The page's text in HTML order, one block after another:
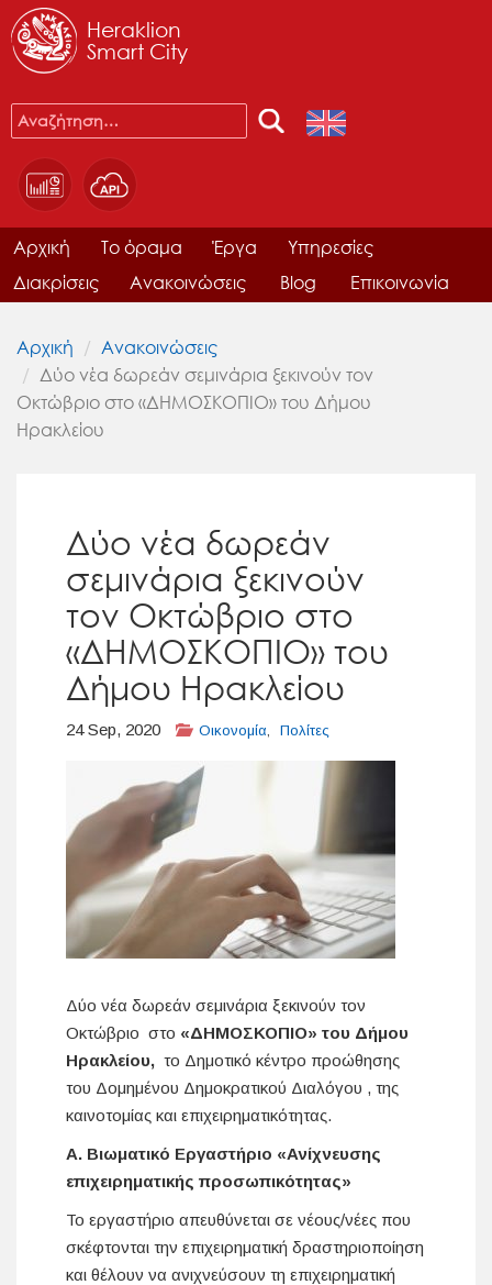
Heraklion
Smart City
Αρχική Το όραμα Έργα
Υπηρεσίες
Διακρίσεις
Ανακοινώσεις Blog Επικοινωνία
Αρχική
Ανακοινώσεις
Δύο νέα δωρεάν σεμινάρια ξεκινούν τον
Οκτώβριο στο «ΔΗΜΟΣΚΟΠΙΟ» του Δήμου
Ηρακλείου
Δύο νέα δωρεάν
σεμινάρια ξεκινούν
τον Οκτώβριο στο
«ΔΗΜΟΣΚΟΠΙΟ» του
Δήμου Ηρακλείου
24 Sep, 2020 Οικονομία Πολίτες
Δύο νέα δωρεάν σεμινάρια ξεκινούν τον
Οκτώβριο στο «ΔΗΜΟΣΚΟΠΙΟ» του Δήμου
Ηρακλείου, το Δημοτικό κέντρο προώθησης
του Δομημένου Δημοκρατικού Διαλόγου , της
καινοτομίας και επιχειρηματικότητας.
Α. Βιωματικό Εργαστήριο «Ανίχνευσης
επιχειρηματικής προσωπικότητας»
Το εργαστήριο απευθύνεται σε νέους/νέες που
σκέφτονται την επιχειρηματική δραστηριοποίηση
και θέλουν να ανιχνεύσουν τη επιχειρηματική